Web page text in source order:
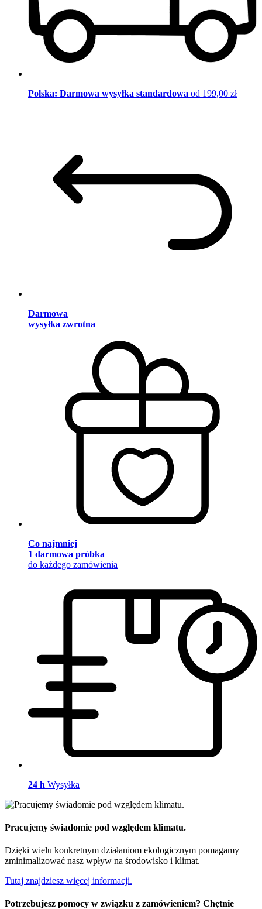
Polska: Darmowa wysyłka standardowa od 199,00 zł
Darmowa
wysyłka zwrotna
Co najmniej
1 darmowa próbka
do każdego zamówienia
24 h Wysyłka
Pracujemy świadomie pod względem klimatu.
Dzięki wielu konkretnym działaniom ekologicznym pomagamy
zminimalizować nasz wpływ na środowisko i klimat.
Tutaj znajdziesz więcej informacji.
Potrzebujesz pomocy w związku z zamówieniem? Chętnie